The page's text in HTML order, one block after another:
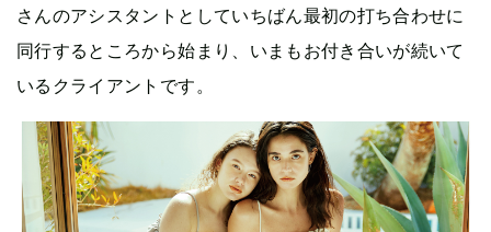
さんのアシスタントとしていちばん最初の打ち合わせに
同行するところから始まり、いまもお付き合いが続いて
いるクライアントです。